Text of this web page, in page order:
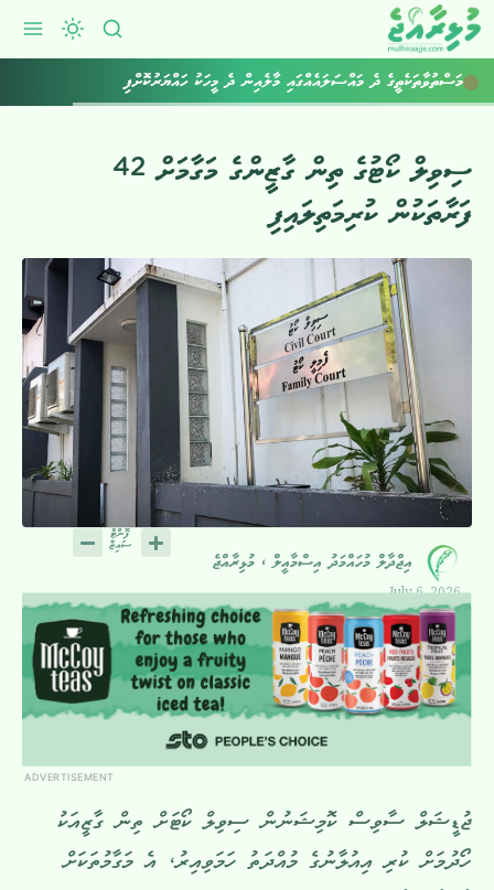
މަސްތުވާތަކެތީގެ ދެ މައްސަލައެއްގައި މާލެއިން ދެ މީހަކު ހައްޔަރުކޮށްފި
ސިވިލް ކޯޓުގެ ތިން ގާޒީންގެ މަގާމަށް 42
ފަރާތަކުން ކުރިމަތިލައިފި
އިޖްދާލް މުހައްމަދު އިސްމާއީލް ، މުޅިރާއްޖެ
July 6, 2026
ADVERTISEMENT
ޖުޑީޝަލް ސާވިސް ކޮމިޝަނުން ސިވިލް ކޯޓަށް ތިން ގާޒީއަކު
ހޯދުމަށް ކުރި އިއުލާނުގެ މުއްދަތު ހަމަވިއިރު، އެ މަގާމުތަކަށް